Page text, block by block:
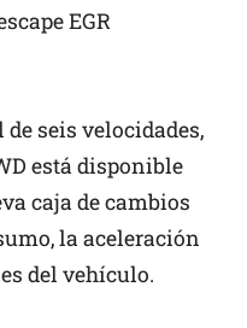
EGR
seis velocidades,
está disponible
caja de cambios
la aceleración
del vehículo.